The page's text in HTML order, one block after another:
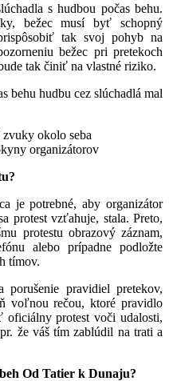
s hudbou počas behu.
bežec musí byť schopný
tak svoj pohyb na
bežec pri pretekoch
tak činiť na vlastné riziko.
behu hudbu cez slúchadlá mal
okolo seba
organizátorov
je potrebné, aby organizátor
protest vzťahuje, stala. Preto,
protestu obrazový záznam,
alebo prípadne podložte
tímov.
pravidiel pretekov,
voľnou rečou, ktoré pravidlo
oficiálny protest voči udalosti,
že váš tím zablúdil na trati a
Od Tatier k Dunaju?